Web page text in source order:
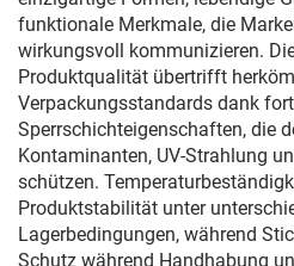
funktionale Merkmale, die
wirkungsvoll kommunizieren.
Produktqualität übertrifft
Verpackungsstandards dank
Sperrschichteigenschaften, die
Kontaminanten, UV-Strahlung
schützen.
Produktstabilität unter
Lagerbedingungen, während
Schutz während Handhabung